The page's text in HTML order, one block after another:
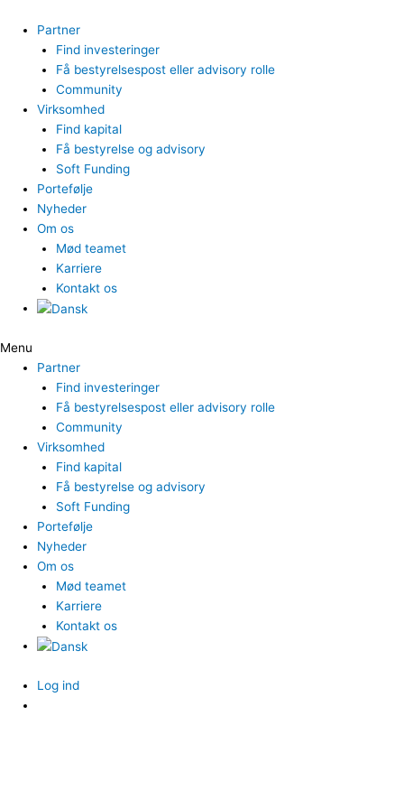
indholdet
Partner
Find investeringer
Få bestyrelsespost eller advisory rolle
Community
Virksomhed
Find kapital
Få bestyrelse og advisory
Soft Funding
Portefølje
Nyheder
Om os
Mød teamet
Karriere
Kontakt os
Menu
Partner
Find investeringer
Få bestyrelsespost eller advisory rolle
Community
Virksomhed
Find kapital
Få bestyrelse og advisory
Soft Funding
Portefølje
Nyheder
Om os
Mød teamet
Karriere
Kontakt os
Log ind